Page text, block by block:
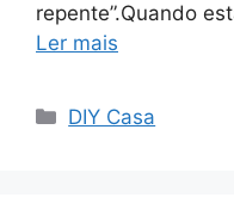
repente”.Quando
Ler mais
Categorias
DIY Casa